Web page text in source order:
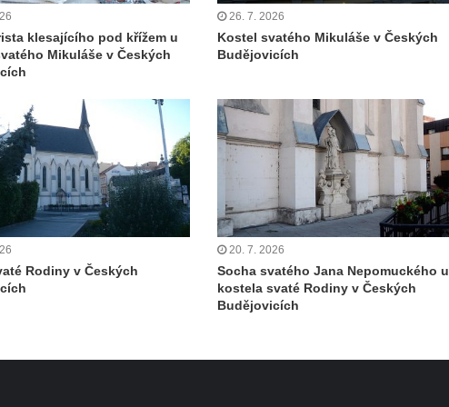
klesajícího pod křížem u
Mikuláše v Českých
26. 7. 2026
Kostel svatého Mikuláše v Českých
Budějovicích
Rodiny v Českých
20. 7. 2026
Socha svatého Jana Nepomuckého u
kostela svaté Rodiny v Českých
Budějovicích